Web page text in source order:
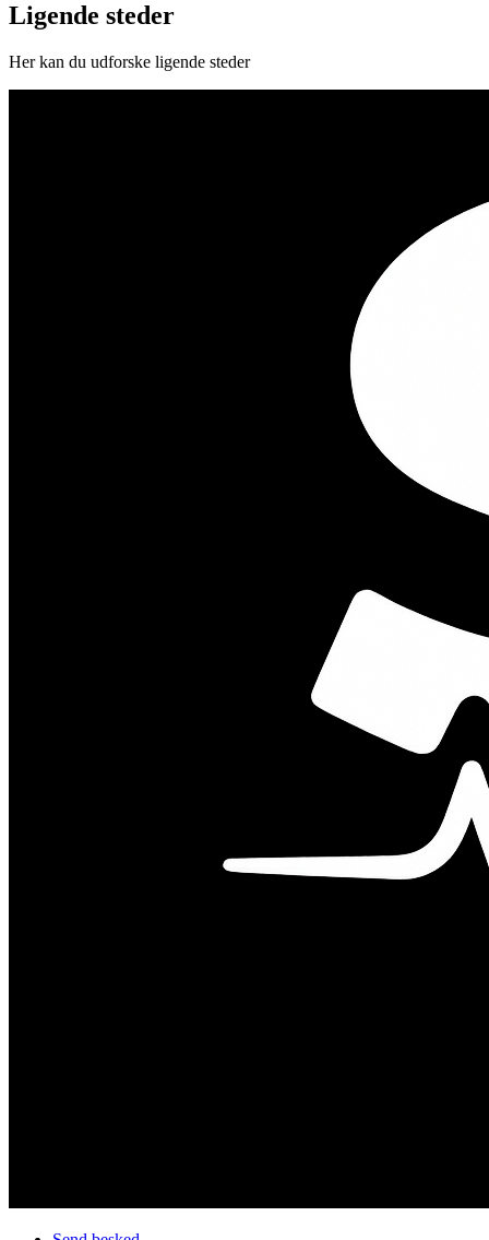
Ligende steder
Her kan du udforske ligende steder